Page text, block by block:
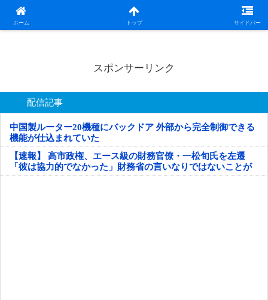
ホーム トップ サイドバー
日本第一！ニュース録
スポンサーリンク
配信記事
中国製ルーター20機種にバックドア 外部から完全制御できる
機能が仕込まれていた
【速報】 高市政権、エース級の財務官僚・一松旬氏を左遷
「彼は協力的でなかった」財務省の言いなりではないことが
判明